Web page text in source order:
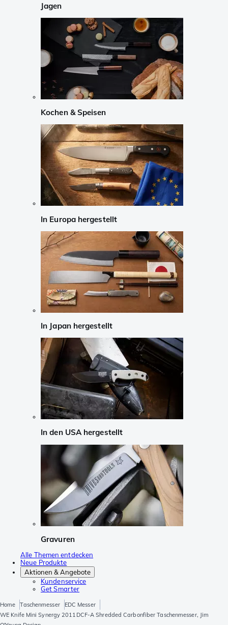
Jagen
Kochen & Speisen
In Europa hergestellt
In Japan hergestellt
In den USA hergestellt
Gravuren
Alle Themen entdecken
Neue Produkte
Aktionen & Angebote
Kundenservice
Get Smarter
Home Taschenmesser
EDC Messer
WE Knife Mini Synergy 2011DCF-A Shredded Carbonfiber Taschenmesser, Jim